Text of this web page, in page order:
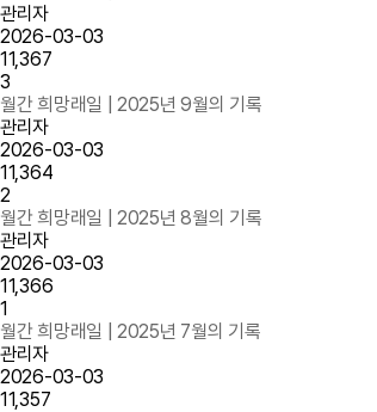
관리자
2026-03-03
11,367
3
월간 희망래일 | 2025년 9월의 기록
관리자
2026-03-03
11,364
2
월간 희망래일 | 2025년 8월의 기록
관리자
2026-03-03
11,366
1
월간 희망래일 | 2025년 7월의 기록
관리자
2026-03-03
11,357